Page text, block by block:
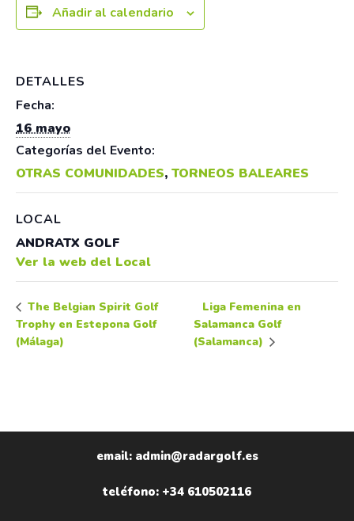
Añadir al calendario
DETALLES
Fecha:
16 mayo
Categorías del Evento:
OTRAS COMUNIDADES, TORNEOS BALEARES
LOCAL
ANDRATX GOLF
Ver la web del Local
The Belgian Spirit Golf
Trophy en Estepona Golf
(Málaga)
Liga Femenina en
Salamanca Golf
(Salamanca)
email: admin@radargolf.es
teléfono: +34 610502116